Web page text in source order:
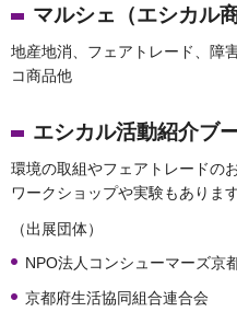
マルシェ（エシカル
地産地消、フェアトレード、障
コ商品他
エシカル活動紹介ブ
環境の取組やフェアトレードの
ワークショップや実験もあります
（出展団体）
NPO法人コンシューマーズ京
京都府生活協同組合連合会